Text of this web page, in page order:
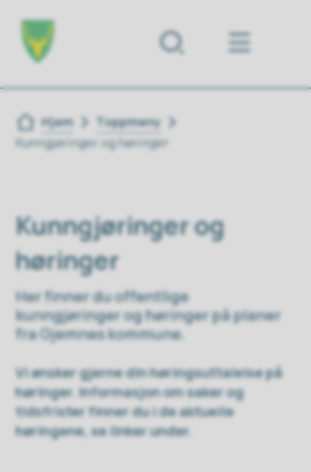
Forsiden
Du er her:
Hjem
Toppmeny
Kunngjøringer og høringer
Kunngjøringer og
høringer
Her finner du offentlige
kunngjøringer og høringer på planer
fra Gjemnes kommune.
Vi ønsker gjerne din høringsuttalelse på
høringer. Informasjon om saker og
tidsfrister finner du i de aktuelle
høringene, se linker under.